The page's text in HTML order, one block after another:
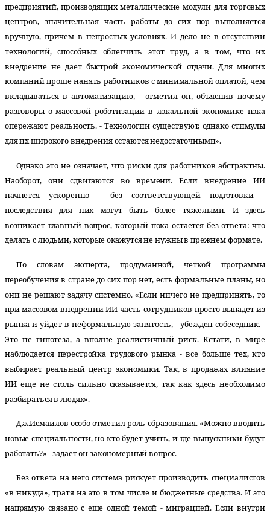
предприятий, производящих металлические модули для торговых
центров, значительная часть работы до сих пор выполняется
вручную, причем в непростых условиях. И дело не в отсутствии
технологий, способных облегчить этот труд, а в том, что их
внедрение не дает быстрой экономической отдачи. Для многих
компаний проще нанять работников с минимальной оплатой, чем
вкладываться в автоматизацию, - отметил он, объяснив почему
разговоры о массовой роботизации в локальной экономике пока
опережают реальность. - Технологии существуют, однако стимулы
для их широкого внедрения остаются недостаточными».
Однако это не означает, что риски для работников абстрактны.
Наоборот, они сдвигаются во времени. Если внедрение ИИ
начнется ускоренно - без соответствующей подготовки -
последствия для них могут быть более тяжелыми. И здесь
возникает главный вопрос, который пока остается без ответа: что
делать с людьми, которые окажутся не нужны в прежнем формате.
По словам эксперта, продуманной, четкой программы
переобучения в стране до сих пор нет, есть формальные планы, но
они не решают задачу системно. «Если ничего не предпринять, то
при массовом внедрении ИИ часть сотрудников просто выпадет из
рынка и уйдет в неформальную занятость, - убежден собеседник. -
Это не гипотеза, а вполне реалистичный риск. Кстати, в мире
наблюдается перестройка трудового рынка - все больше тех, кто
выбирает реальный центр экономики. Так, в продажах влияние
ИИ еще не столь сильно сказывается, так как здесь необходимо
разбираться в людях».
Дж.Исмаилов особо отметил роль образования. «Можно вводить
новые специальности, но кто будет учить, и где выпускники будут
работать?» - задает он закономерный вопрос.
Без ответа на него система рискует производить специалистов
«в никуда», тратя на это в том числе и бюджетные средства. И это
напрямую связано с еще одной темой - миграцией. Если внутри